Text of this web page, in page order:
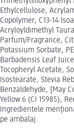
Ethylcellulose,
Copolymer, C13-14
Acryloyldimethyl
Parfum/Fragrance,
Potassium Sorbate,
Barbadensis Leaf
Tocopheryl Acetate,
Isostearate, Stevia
Benzaldehyde, [May
Yellow 6 (CI 15985),
Ingredientele
pe ambalaj.